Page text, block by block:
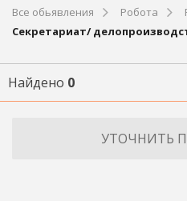
Все обьявления Робота
Секретариат/
Найдено 0
УТОЧНИТЬ